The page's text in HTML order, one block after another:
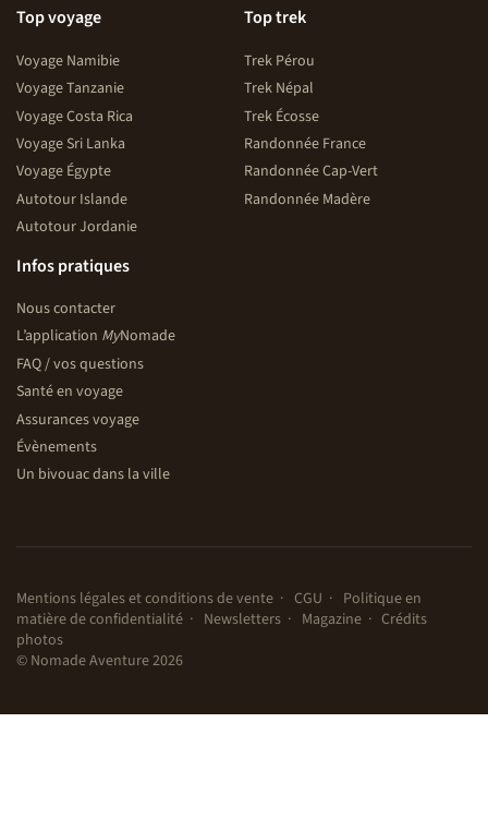
Top voyage
Voyage Namibie
Voyage Tanzanie
Voyage Costa Rica
Voyage Sri Lanka
Voyage Égypte
Autotour Islande
Autotour Jordanie
Top trek
Trek Pérou
Trek Népal
Trek Écosse
Randonnée France
Randonnée Cap-Vert
Randonnée Madère
Infos pratiques
Nous contacter
L’application MyNomade
FAQ / vos questions
Santé en voyage
Assurances voyage
Évènements
Un bivouac dans la ville
Mentions légales et conditions de vente CGU
Politique en
matière de confidentialité
Newsletters Magazine
Crédits
photos
© Nomade Aventure 2026